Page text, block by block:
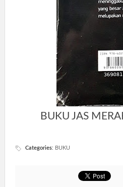
BUKU JAS
Categories: BUKU